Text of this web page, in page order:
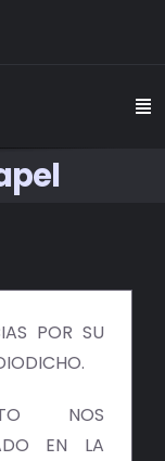
JORNADAS
POR SU
NOS
EN LA